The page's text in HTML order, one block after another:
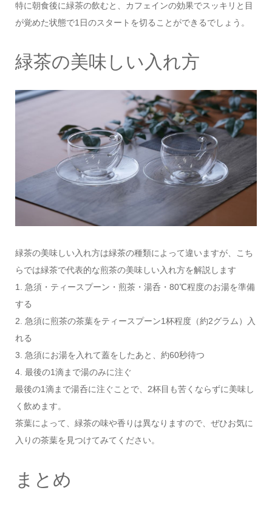
特に朝食後に緑茶の飲むと、カフェインの効果でスッキリと目
が覚めた状態で1日のスタートを切ることができるでしょう。
緑茶の美味しい入れ方
緑茶の美味しい入れ方は緑茶の種類によって違いますが、こち
らでは緑茶で代表的な煎茶の美味しい入れ方を解説します
1. 急須・ティースプーン・煎茶・湯呑・80℃程度のお湯を準備
する
2. 急須に煎茶の茶葉をティースプーン1杯程度（約2グラム）入
れる
3. 急須にお湯を入れて蓋をしたあと、約60秒待つ
4. 最後の1滴まで湯のみに注ぐ
最後の1滴まで湯呑に注ぐことで、2杯目も苦くならずに美味し
く飲めます。
茶葉によって、緑茶の味や香りは異なりますので、ぜひお気に
入りの茶葉を見つけてみてください。
まとめ